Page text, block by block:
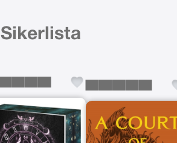
Sikerlista